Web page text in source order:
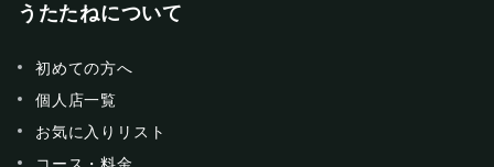
うたたねについて
初めての方へ
個人店一覧
お気に入りリスト
コース・料金